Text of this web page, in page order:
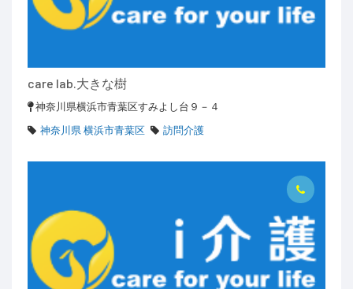
care lab.大きな樹
神奈川県横浜市青葉区すみよし台９－４
神奈川県 横浜市青葉区
訪問介護